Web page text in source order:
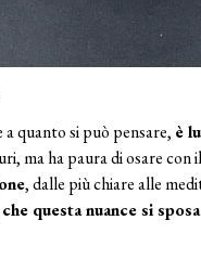
quanto si può pensare, è
ma ha paura di osare con
, dalle più chiare alle
questa nuance si